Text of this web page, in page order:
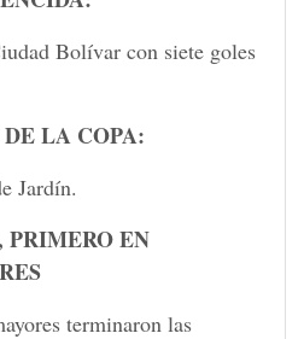
Bolívar con siete goles
LA COPA:
Jardín.
EN
terminaron las